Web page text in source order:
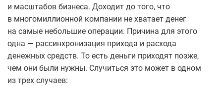
и масштабов бизнеса. Доходит до того, что
в многомиллионной компании не хватает денег
на самые небольшие операции. Причина для этого
одна — рассинхронизация прихода и расхода
денежных средств. То есть деньги приходят позже,
чем они были нужны. Случиться это может в одном
из трех случаев: